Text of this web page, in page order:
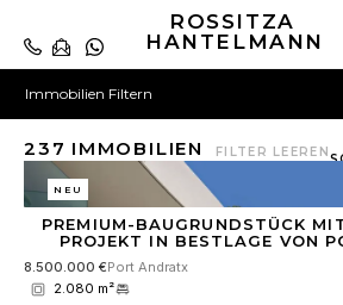
ROSSITZA
HANTELMANN
Immobilien Filtern
237 IMMOBILIEN FILTER LEEREN
NEU
PREMIUM-BAUGRUNDSTÜCK
PROJEKT IN BESTLAGE VON
8.500.000 €Port Andratx
2.080 m²